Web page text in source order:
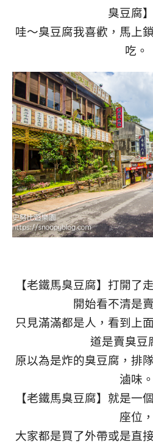
臭豆腐】
哇～臭豆腐我喜歡，馬上
吃。
【老鐵馬臭豆腐】打開了
開始看不清是
只見滿滿都是人，看到上
道是賣臭豆
原以為是炸的臭豆腐，排
滷味。
【老鐵馬臭豆腐】就是一
座位，
大家都是買了外帶或是直